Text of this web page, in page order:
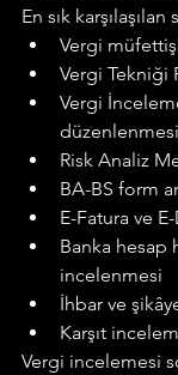
En sık
Vergi
Vergi Tekniği
Vergi
düzenlenmesi
Risk Analiz
BA-BS form
E-Fatura ve
Banka hesap
incelenmesi
İhbar ve
Karşıt
Vergi incelemesi